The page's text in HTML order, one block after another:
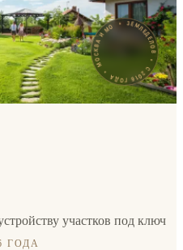
ЗЕМЛЕДЕЛОВ • С 2016 ГОДА • МОСКВА И МО •
участков под ключ
ГОДА